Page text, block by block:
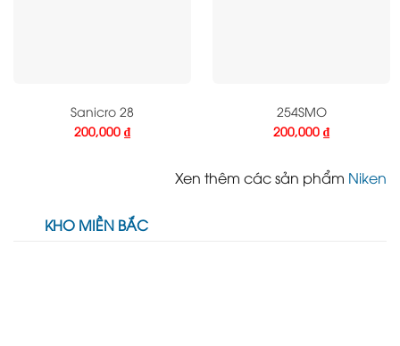
Sanicro 28
200,000 ₫
254SMO
200,000 ₫
Xen thêm các sản phẩm Niken
KHO MIỀN BẮC